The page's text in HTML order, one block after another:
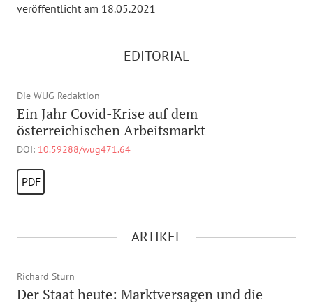
veröffentlicht am 18.05.2021
EDITORIAL
Die WUG Redaktion
Ein Jahr Covid-Krise auf dem
österreichischen Arbeitsmarkt
DOI: 10.59288/wug471.64
PDF
ARTIKEL
Richard Sturn
Der Staat heute: Marktversagen und die